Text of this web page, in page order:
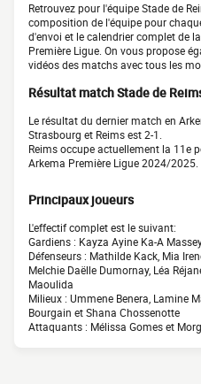
Retrouvez pour l'équipe Stade de
composition de l'équipe pour
d'envoi et le calendrier complet de
Première Ligue. On vous propose
vidéos des matchs avec tous les
Résultat match Stade de
Le résultat du dernier match en
Strasbourg et Reims est 2-1.
Reims occupe actuellement la 11e
Arkema Première Ligue 2024/2025.
Principaux joueurs
L'effectif complet est le suivant:
Gardiens : Kayza Ayine Ka-A
Défenseurs : Mathilde Kack, Mia
Melchie Daëlle Dumornay, Léa
Maoulida
Milieux : Ummene Benera, Lamine
Bourgain et Shana Chossenotte
Attaquants : Mélissa Gomes et